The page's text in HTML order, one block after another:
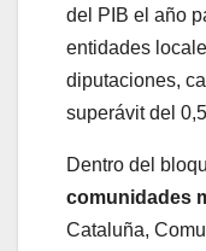
del PIB el año
entidades
diputaciones,
superávit del
Dentro del
comunidades
Cataluña,